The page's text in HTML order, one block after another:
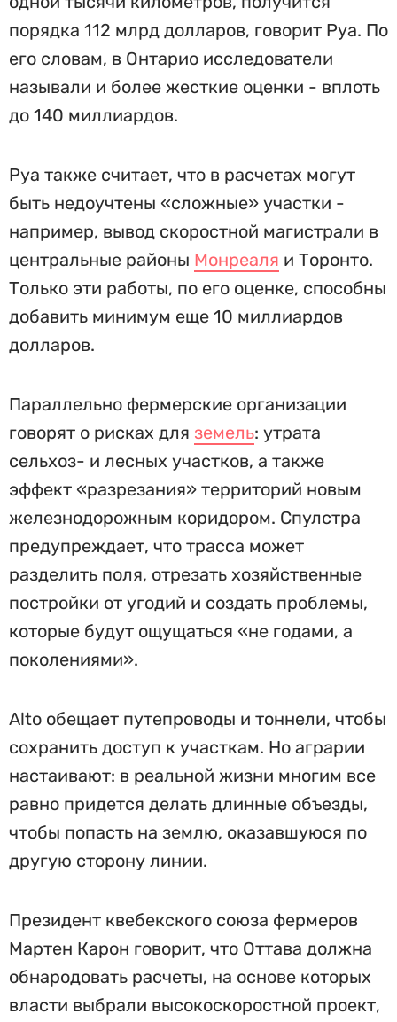
порядка 112 млрд долларов, говорит Руа. По
его словам, в Онтарио исследователи
называли и более жесткие оценки - вплоть
до 140 миллиардов.
Руа также считает, что в расчетах могут
быть недоучтены «сложные» участки -
например, вывод скоростной магистрали в
центральные районы Монреаля и Торонто.
Только эти работы, по его оценке, способны
добавить минимум еще 10 миллиардов
долларов.
Параллельно фермерские организации
говорят о рисках для земель: утрата
сельхоз- и лесных участков, а также
эффект «разрезания» территорий новым
железнодорожным коридором. Спулстра
предупреждает, что трасса может
разделить поля, отрезать хозяйственные
постройки от угодий и создать проблемы,
которые будут ощущаться «не годами, а
поколениями».
Alto обещает путепроводы и тоннели, чтобы
сохранить доступ к участкам. Но аграрии
настаивают: в реальной жизни многим все
равно придется делать длинные объезды,
чтобы попасть на землю, оказавшуюся по
другую сторону линии.
Президент квебекского союза фермеров
Мартен Карон говорит, что Оттава должна
обнародовать расчеты, на основе которых
власти выбрали высокоскоростной проект,